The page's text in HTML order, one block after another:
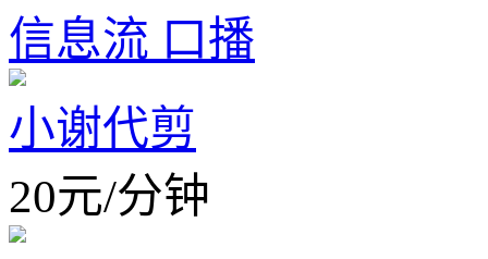
信息流 口播
小谢代剪
20元/分钟